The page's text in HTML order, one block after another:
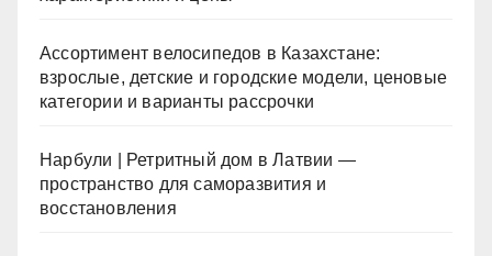
Ассортимент велосипедов в Казахстане:
взрослые, детские и городские модели, ценовые
категории и варианты рассрочки
Нарбули | Ретритный дом в Латвии —
пространство для саморазвития и
восстановления